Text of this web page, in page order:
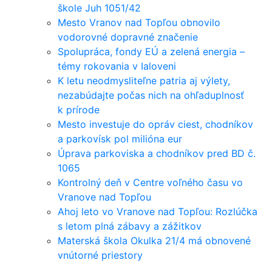
škole Juh 1051/42
Mesto Vranov nad Topľou obnovilo
vodorovné dopravné značenie
Spolupráca, fondy EÚ a zelená energia –
témy rokovania v Ialoveni
K letu neodmysliteľne patria aj výlety,
nezabúdajte počas nich na ohľaduplnosť
k prírode
Mesto investuje do opráv ciest, chodníkov
a parkovísk pol milióna eur
Úprava parkoviska a chodníkov pred BD č.
1065
Kontrolný deň v Centre voľného času vo
Vranove nad Topľou
Ahoj leto vo Vranove nad Topľou: Rozlúčka
s letom plná zábavy a zážitkov
Materská škola Okulka 21/4 má obnovené
vnútorné priestory